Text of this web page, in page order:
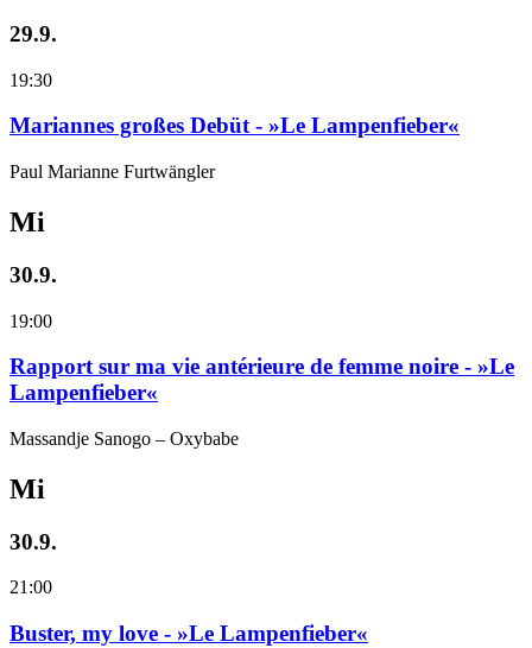
29.9.
19:30
Mariannes großes Debüt - »Le Lampenfieber«
Paul Marianne Furtwängler
Mi
30.9.
19:00
Rapport sur ma vie antérieure de femme noire - »Le
Lampenfieber«
Massandje Sanogo – Oxybabe
Mi
30.9.
21:00
Buster, my love - »Le Lampenfieber«